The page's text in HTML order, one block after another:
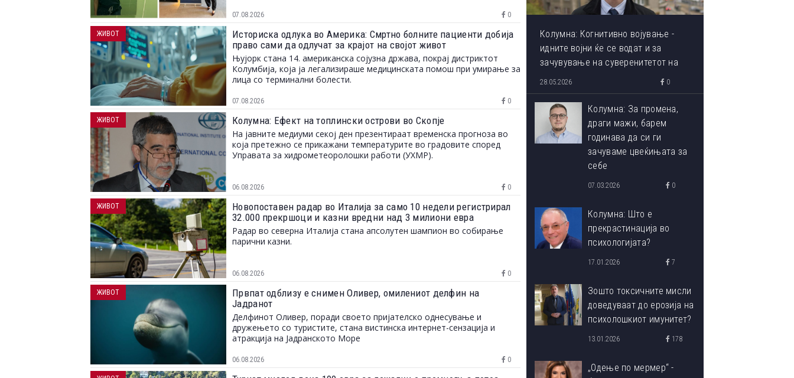
07.08.2026 0
Историска одлука во Америка: Смртно болните пациенти добија
право сами да одлучат за крајот на својот живот
Њујорк стана 14. американска сојузна држава, покрај дистриктот
Колумбија, која ја легализираше медицинската помош при умирање за
лица со терминални болести.
07.08.2026 0
ЖИВОТ
Колумна: Ефект на топлински острови во Скопје
На јавните медиуми секој ден презентираат временска прогноза во
која претежно се прикажани температурите во градовите според
Управата за хидрометеоролошки работи (УХМР).
06.08.2026 0
ЖИВОТ
Новопоставен радар во Италија за само 10 недели регистрирал
32.000 прекршоци и казни вредни над 3 милиони евра
Радар во северна Италија стана апсолутен шампион во собирање
парични казни.
06.08.2026 0
ЖИВОТ
Првпат одблизу е снимен Оливер, омилениот делфин на
Јадранот
Делфинот Оливер, поради своето пријателско однесување и
дружењето со туристите, стана вистинска интернет-сензација и
атракција на Јадранското Море
06.08.2026 0
ЖИВОТ
Колумна: Когнитивно војување -
идните војни ќе се водат и за
зачувување на суверенитетот на
сопствениот ум
28.05.2026 0
Колумна: За промена,
драги мажи, барем
годинава да си ги
зачуваме цвеќињата за
себе
07.03.2026 0
Колумна: Што е
прекрастинација во
психологијата?
17.01.2026 7
Зошто токсичните мисли
доведуваат до ерозија на
психолошкиот имунитет?
13.01.2026 178
„Одење по мермер“ -